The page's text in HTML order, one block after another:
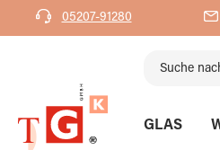
Zur Hauptnavigation
05207-91280
GLAS